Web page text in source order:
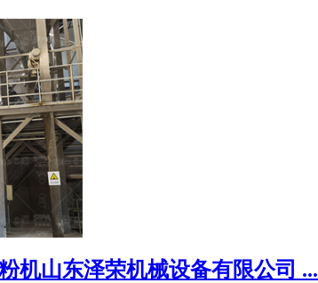
机山东泽荣机械设备有限公司 ...